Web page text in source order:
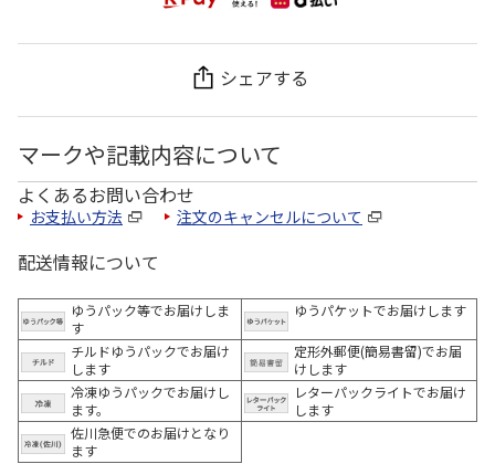
シェアする
マークや記載内容について
よくあるお問い合わせ
お支払い方法 注文のキャンセルについて
配送情報について
ゆうパック等でお届けしま
す
ゆうパケットでお届けします
チルドゆうパックでお届け
します
定形外郵便(簡易書留)でお届
けします
冷凍ゆうパックでお届けし
ます。
レターパックライトでお届け
します
佐川急便でのお届けとなり
ます